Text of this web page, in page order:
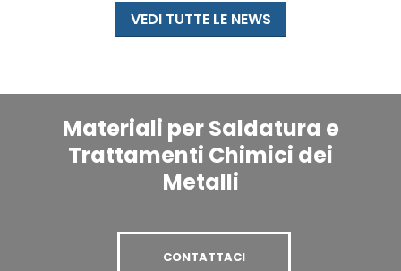
VEDI TUTTE LE NEWS
Materiali per Saldatura e
Trattamenti Chimici dei
Metalli
CONTATTACI